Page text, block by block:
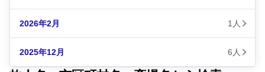
2026年2月 1人
2025年12月 6人